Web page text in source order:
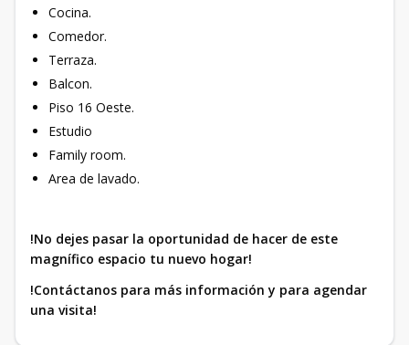
Cocina.
Comedor.
Terraza.
Balcon.
Piso 16 Oeste.
Estudio
Family room.
Area de lavado.
!No dejes pasar la oportunidad de hacer de este
magnífico espacio tu nuevo hogar!
!Contáctanos para más información y para agendar
una visita!